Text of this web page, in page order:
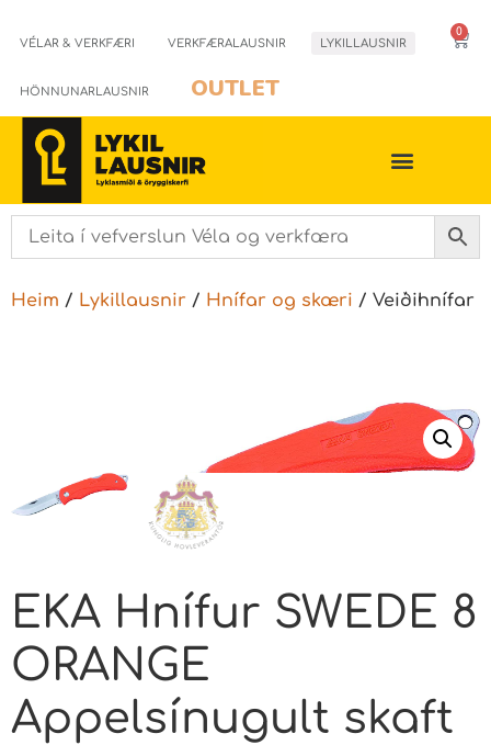
VÉLAR & VERKFÆRI VERKFÆRALAUSNIR LYKILLAUSNIR
HÖNNUNARLAUSNIR OUTLET
0
Heim / Lykillausnir / Hnífar og skæri / Veiðihnífar
EKA Hnífur SWEDE 8
ORANGE
Appelsínugult skaft